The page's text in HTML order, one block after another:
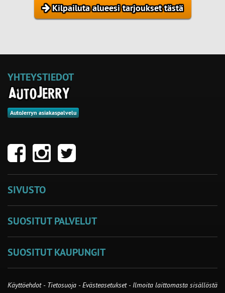
Kilpailuta alueesi tarjoukset tästä
YHTEYSTIEDOT
AutoJerryn asiakaspalvelu
SIVUSTO
SUOSITUT PALVELUT
SUOSITUT KAUPUNGIT
Käyttöehdot - Tietosuoja -Evästeasetukset- Ilmoita laittomasta sisällöstä